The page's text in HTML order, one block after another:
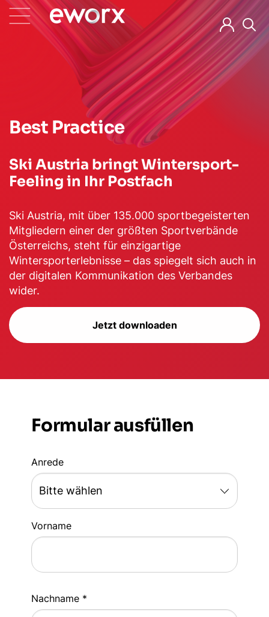
Best Practice
Ski Austria bringt Wintersport-
Feeling in Ihr Postfach
Ski Austria, mit über 135.000 sportbegeisterten
Mitgliedern einer der größten Sportverbände
Österreichs, steht für einzigartige
Wintersporterlebnisse – das spiegelt sich auch in
der digitalen Kommunikation des Verbandes
wider.
Jetzt downloaden
Formular ausfüllen
Anrede
Vorname
Nachname *